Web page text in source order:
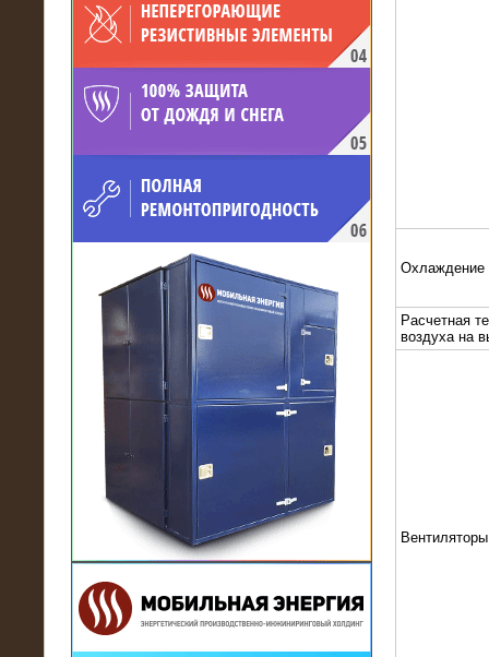
15.04.2017
Нагрузочный комплекс 16 МВт с
21.03.2017
Комплектная трансформаторная
подстанция 6 МВА (морское
исполнение, IP56)
Охлаждение
Расчетная
воздуха на
Вентиляторы